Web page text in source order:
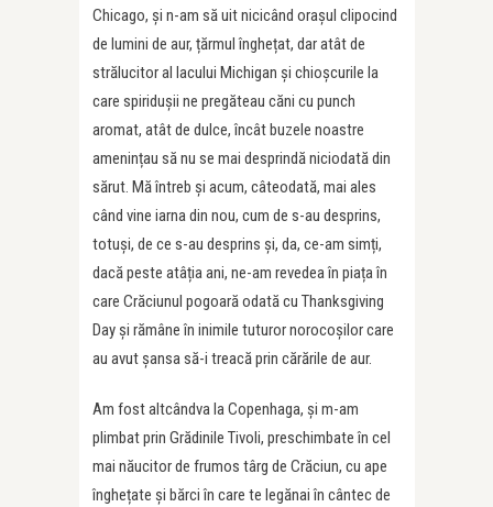
Chicago, și n-am să uit nicicând orașul clipocind
de lumini de aur, țărmul înghețat, dar atât de
strălucitor al lacului Michigan și chioșcurile la
care spiridușii ne pregăteau căni cu punch
aromat, atât de dulce, încât buzele noastre
amenințau să nu se mai desprindă niciodată din
sărut. Mă întreb și acum, câteodată, mai ales
când vine iarna din nou, cum de s-au desprins,
totuși, de ce s-au desprins și, da, ce-am simți,
dacă peste atâția ani, ne-am revedea în piața în
care Crăciunul pogoară odată cu Thanksgiving
Day și rămâne în inimile tuturor norocoșilor care
au avut șansa să-i treacă prin cărările de aur.
Am fost altcândva la Copenhaga, și m-am
plimbat prin Grădinile Tivoli, preschimbate în cel
mai năucitor de frumos târg de Crăciun, cu ape
înghețate și bărci în care te legănai în cântec de